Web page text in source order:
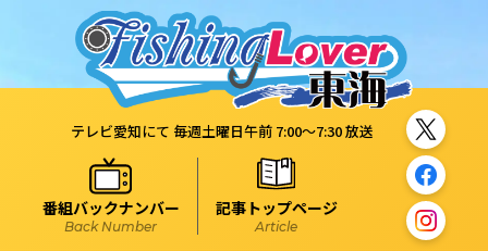
テレビ愛知にて 毎週土曜日午前 7:00～7:30 放送
番組バックナンバー
Back Number
記事トップページ
Article